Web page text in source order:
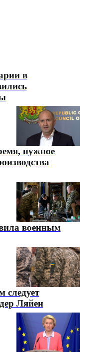
в
нужное
военным
следует
Ляйен